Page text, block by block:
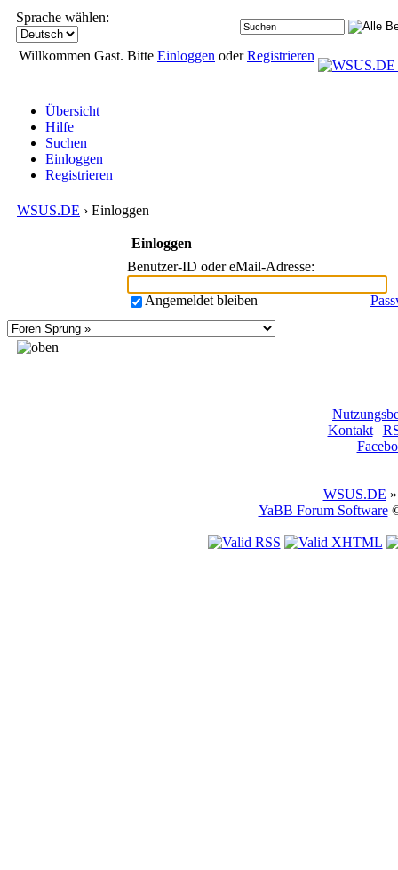
Sprache wählen:
Willkommen Gast. Bitte Einloggen oderRegistrieren
Übersicht
Hilfe
Suchen
Einloggen
Registrieren
WSUS.DE › Einloggen
Einloggen
Benutzer-ID oder eMail-Adresse:
Angemeldet bleiben
Kontakt|
WSUS.DE
YaBB Forum Software©